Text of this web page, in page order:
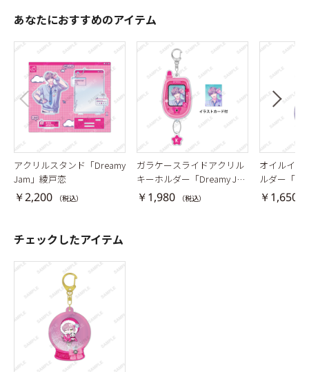
あなたにおすすめのアイテム
アクリルスタンド「Dreamy
Jam」綾戸恋
￥2,200 （税込）
ガラケースライドアクリル
キーホルダー「Dreamy Ja
m」綾戸恋
￥1,980 （税込）
オイルイン
ルダー「
真央
￥1,650
チェックしたアイテム